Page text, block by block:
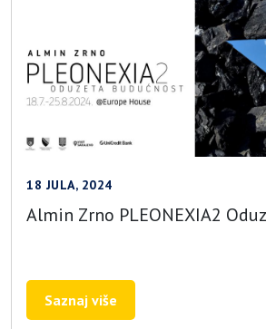
18 JULA, 2024
Almin Zrno PLEONEXIA2
Saznaj više